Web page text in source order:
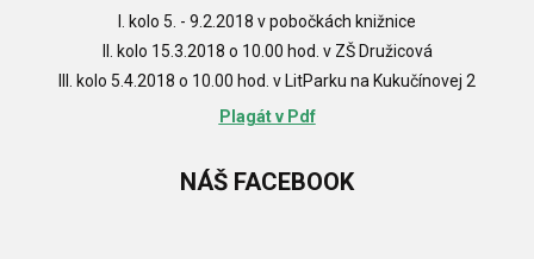
I. kolo 5. - 9.2.2018 v pobočkách knižnice
II. kolo 15.3.2018 o 10.00 hod. v ZŠ Družicová
III. kolo 5.4.2018 o 10.00 hod. v LitParku na Kukučínovej 2
Plagát v Pdf
NÁŠ FACEBOOK